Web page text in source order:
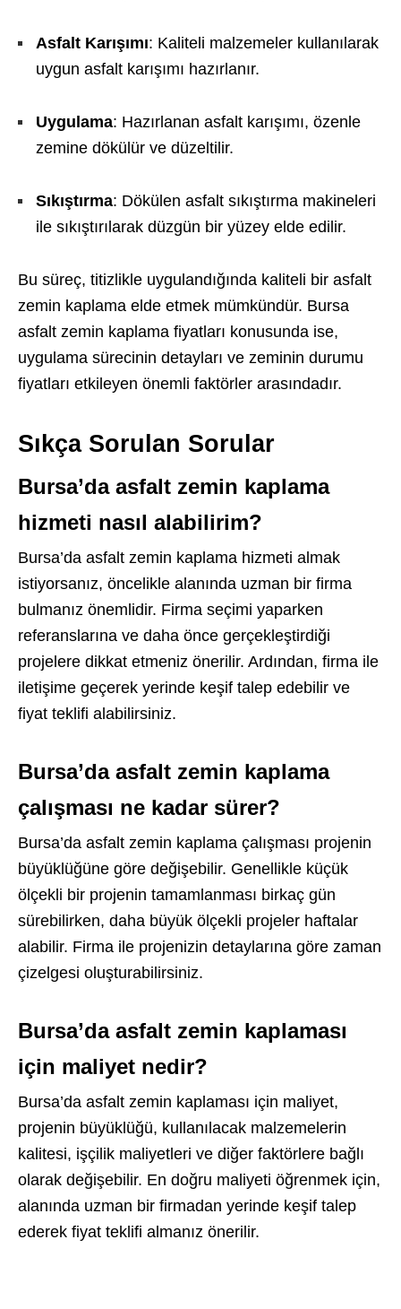
Asfalt Karışımı: Kaliteli malzemeler kullanılarak
uygun asfalt karışımı hazırlanır.
Uygulama: Hazırlanan asfalt karışımı, özenle
zemine dökülür ve düzeltilir.
Sıkıştırma: Dökülen asfalt sıkıştırma makineleri
ile sıkıştırılarak düzgün bir yüzey elde edilir.
Bu süreç, titizlikle uygulandığında kaliteli bir asfalt
zemin kaplama elde etmek mümkündür. Bursa
asfalt zemin kaplama fiyatları konusunda ise,
uygulama sürecinin detayları ve zeminin durumu
fiyatları etkileyen önemli faktörler arasındadır.
Sıkça Sorulan Sorular
Bursa’da asfalt zemin kaplama
hizmeti nasıl alabilirim?
Bursa’da asfalt zemin kaplama hizmeti almak
istiyorsanız, öncelikle alanında uzman bir firma
bulmanız önemlidir. Firma seçimi yaparken
referanslarına ve daha önce gerçekleştirdiği
projelere dikkat etmeniz önerilir. Ardından, firma ile
iletişime geçerek yerinde keşif talep edebilir ve
fiyat teklifi alabilirsiniz.
Bursa’da asfalt zemin kaplama
çalışması ne kadar sürer?
Bursa’da asfalt zemin kaplama çalışması projenin
büyüklüğüne göre değişebilir. Genellikle küçük
ölçekli bir projenin tamamlanması birkaç gün
sürebilirken, daha büyük ölçekli projeler haftalar
alabilir. Firma ile projenizin detaylarına göre zaman
çizelgesi oluşturabilirsiniz.
Bursa’da asfalt zemin kaplaması
için maliyet nedir?
Bursa’da asfalt zemin kaplaması için maliyet,
projenin büyüklüğü, kullanılacak malzemelerin
kalitesi, işçilik maliyetleri ve diğer faktörlere bağlı
olarak değişebilir. En doğru maliyeti öğrenmek için,
alanında uzman bir firmadan yerinde keşif talep
ederek fiyat teklifi almanız önerilir.